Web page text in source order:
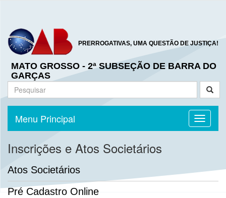
PRERROGATIVAS, UMA QUESTÃO DE JUSTIÇA!
MATO GROSSO - 2ª SUBSEÇÃO DE BARRA DO
GARÇAS
Toggle
Menu Principal
Inscrições e Atos Societários
Atos Societários
Pré Cadastro Online